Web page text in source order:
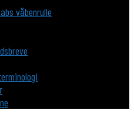
våbenrulle